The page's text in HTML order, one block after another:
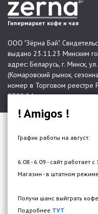
Гипермаркет кофе и чая
ООО "Зёрна Бай".
выдано 23.11.23 Минским
адрес: Беларусь, г. Минск,
(Комаровский рынок,
номер в Торговом реестре
07.02.24.
конфиденциальности
Разработка сайта —DMW.BY
! Amigos !
График работы на август:
6.08 - 6.09 - сайт работает
Магазин - в штатном
Получи шанс выйграть
Подробнее ТУТ